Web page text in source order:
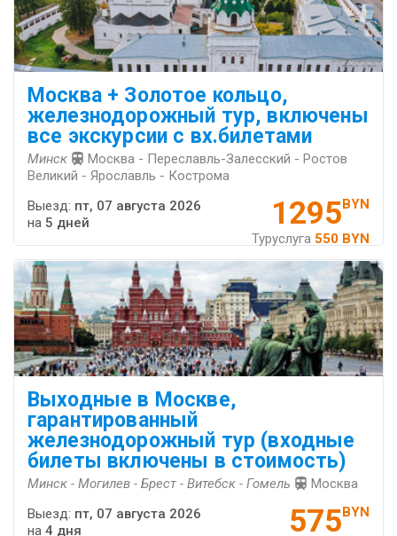
Москва + Золотое кольцо,
железнодорожный тур, включены
все экскурсии с вх.билетами
Минск
Москва - Переславль-Залесский - Ростов
Великий - Ярославль - Кострома
1295BYN
Туруслуга 550 BYN
Выезд: пт, 07 августа 2026
на 5 дней
Выходные в Москве,
гарантированный
железнодорожный тур (входные
билеты включены в стоимость)
Минск - Могилев - Брест - Витебск - Гомель Москва
575BYN
Выезд: пт, 07 августа 2026
на 4 дня